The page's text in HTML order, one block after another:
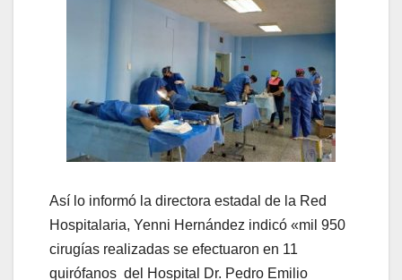
Así lo informó la directora estadal de la Red
Hospitalaria, Yenni Hernández indicó «mil 950
cirugías realizadas se efectuaron en 11
quirófanos del Hospital Dr. Pedro Emilio